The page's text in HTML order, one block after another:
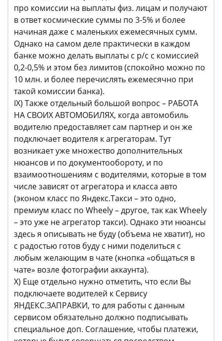
про комиссии на выплаты физ. лицам и получают
в ответ космические суммы по 3-5% и более
начиная даже с маленьких ежемесячных сумм.
Однако на самом деле практически в каждом
банке можно делать выплаты с р/с с комиссией
0,2-0,5% и этом без лимитов (спокойно можно по
10 млн. и более перечислять ежемесячно при
такой комиссии банка).
IX) Также отдельный большой вопрос – РАБОТА
НА СВОИХ АВТОМОБИЛЯХ, когда автомобиль
водителю предоставляет сам партнер и он же
подключает водителя к агрегаторам. Тут
возникает уже множество дополнительных
нюансов и по документообороту, и по
взаимоотношениям с водителями, которые в том
числе зависят от агрегатора и класса авто
(эконом класс по Яндекс.Такси – это одно,
премиум класс по Wheely – другое, так как Wheely
– это уже не агрегатор такси). Однако эти нюансы
здесь я описывать не буду (объема не хватит), но
с радостью готов буду с ними поделиться с
любым желающим в чате (кнопка «общаться в
чате» возле фотографии аккаунта).
X) Еще отдельно нужно отметить, что если Вы
подключаете водителей к Сервису
ЯНДЕКС.ЗАПРАВКИ, то для работы с данным
сервисом обязательно должно подписывать
специальное доп. Соглашение, чтобы платежи,